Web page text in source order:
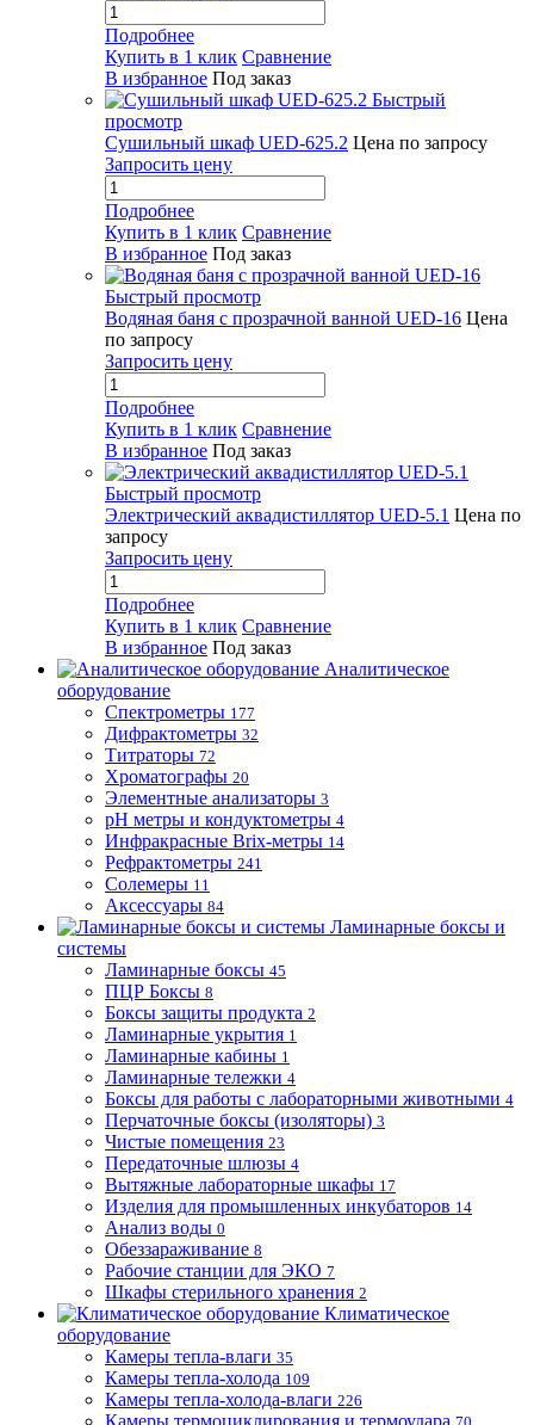
Подробнее
Купить в 1 клик Сравнение
В избранное Под заказ
Быстрый
просмотр
Сушильный шкаф UED-625.2 Цена по запросу
Запросить цену
Подробнее
Купить в 1 клик Сравнение
В избранное Под заказ
Быстрый просмотр
Водяная баня с прозрачной ванной UED-16 Цена
по запросу
Запросить цену
Подробнее
Купить в 1 клик Сравнение
В избранное Под заказ
Быстрый просмотр
Электрический аквадистиллятор UED-5.1 Цена по
запросу
Запросить цену
Подробнее
Купить в 1 клик Сравнение
В избранное Под заказ
Аналитическое
оборудование
Спектрометры 177
Дифрактометры 32
Титраторы 72
Хроматографы 20
Элементные анализаторы 3
pH метры и кондуктометры 4
Инфракрасные Brix-метры 14
Рефрактометры 241
Солемеры 11
Аксессуары 84
Ламинарные боксы и
системы
Ламинарные боксы 45
ПЦР Боксы 8
Боксы защиты продукта 2
Ламинарные укрытия 1
Ламинарные кабины 1
Ламинарные тележки 4
Боксы для работы с лабораторными животными 4
Перчаточные боксы (изоляторы) 3
Чистые помещения 23
Передаточные шлюзы 4
Вытяжные лабораторные шкафы 17
Изделия для промышленных инкубаторов 14
Анализ воды 0
Обеззараживание 8
Рабочие станции для ЭКО 7
Шкафы стерильного хранения 2
Климатическое
оборудование
Камеры тепла-влаги 35
Камеры тепла-холода 109
Камеры тепла-холода-влаги 226
Камеры термоциклирования и термоудара